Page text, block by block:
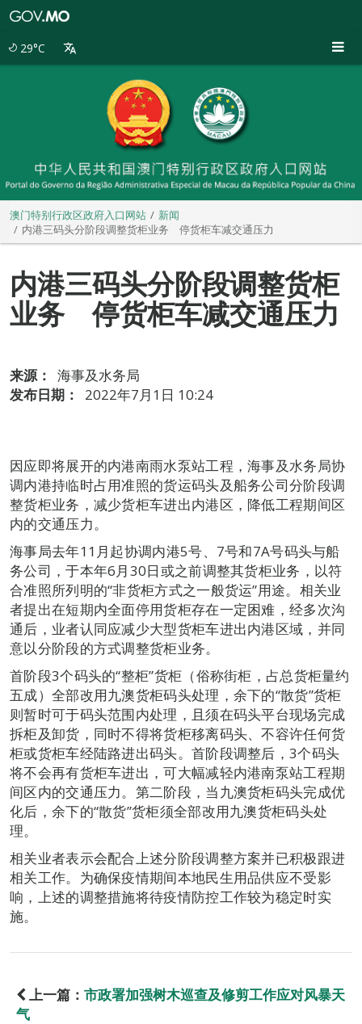
29°C
澳门特别行政区政府入口网站
新闻
内港三码头分阶段调整货柜业务 停货柜车减交通压力
内港三码头分阶段调整货柜
业务 停货柜车减交通压力
来源：
海事及水务局
发布日期：
2022年7月1日 10:24
因应即将展开的内港南雨水泵站工程，海事及水务局协
调内港持临时占用准照的货运码头及船务公司分阶段调
整货柜业务，减少货柜车进出内港区，降低工程期间区
内的交通压力。
海事局去年11月起协调内港5号、7号和7A号码头与船
务公司，于本年6月30日或之前调整其货柜业务，以符
合准照所列明的“非货柜方式之一般货运”用途。相关业
者提出在短期内全面停用货柜存在一定困难，经多次沟
通后，业者认同应减少大型货柜车进出内港区域，并同
意以分阶段的方式调整货柜业务。
首阶段3个码头的“整柜”货柜（俗称街柜，占总货柜量约
五成）全部改用九澳货柜码头处理，余下的“散货”货柜
则暂时可于码头范围内处理，且须在码头平台现场完成
拆柜及卸货，同时不得将货柜移离码头、不容许任何货
柜或货柜车经陆路进出码头。首阶段调整后，3个码头
将不会再有货柜车进出，可大幅减轻内港南泵站工程期
间区内的交通压力。第二阶段，当九澳货柜码头完成优
化后，余下的“散货”货柜须全部改用九澳货柜码头处
理。
相关业者表示会配合上述分阶段调整方案并已积极跟进
相关工作。为确保疫情期间本地民生用品供应不受影
响，上述的调整措施将待疫情防控工作较为稳定时实
施。
上一篇： 市政署加强树木巡查及修剪工作应对风暴天
气